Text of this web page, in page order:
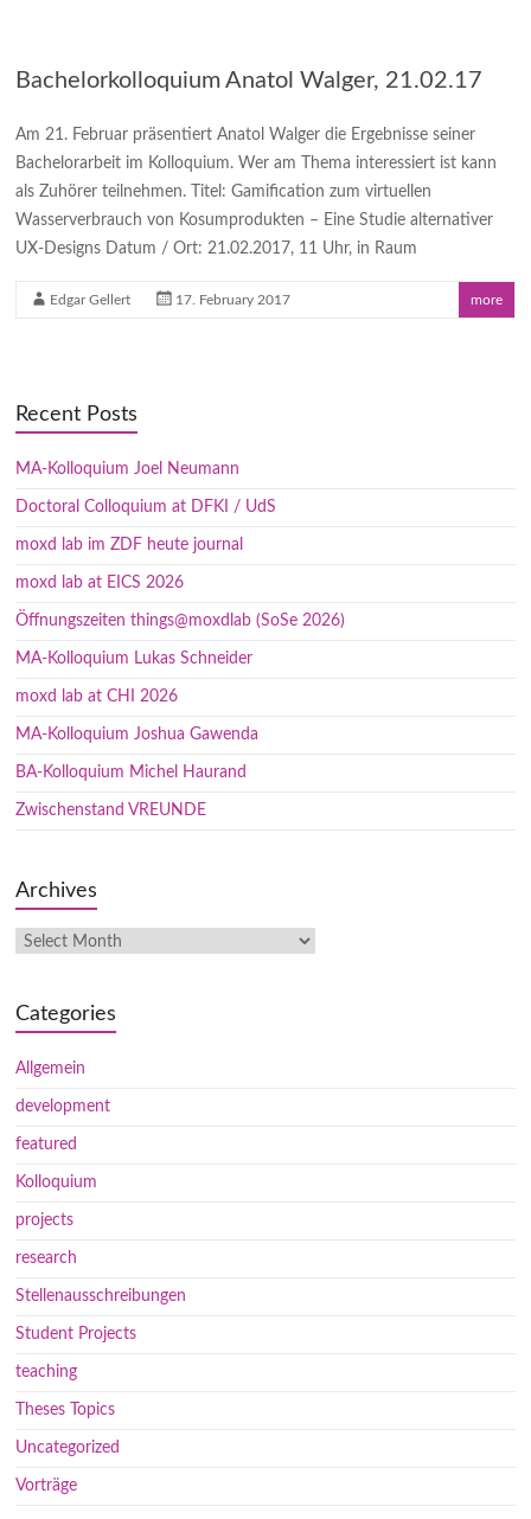
Bachelorkolloquium Anatol Walger, 21.02.17
Am 21. Februar präsentiert Anatol Walger die Ergebnisse seiner
Bachelorarbeit im Kolloquium. Wer am Thema interessiert ist kann
als Zuhörer teilnehmen. Titel: Gamification zum virtuellen
Wasserverbrauch von Kosumprodukten – Eine Studie alternativer
UX-Designs Datum / Ort: 21.02.2017, 11 Uhr, in Raum
Edgar Gellert 17. February 2017 more
Recent Posts
MA-Kolloquium Joel Neumann
Doctoral Colloquium at DFKI / UdS
moxd lab im ZDF heute journal
moxd lab at EICS 2026
Öffnungszeiten things@moxdlab (SoSe 2026)
MA-Kolloquium Lukas Schneider
moxd lab at CHI 2026
MA-Kolloquium Joshua Gawenda
BA-Kolloquium Michel Haurand
Zwischenstand VREUNDE
Archives
Categories
Allgemein
development
featured
Kolloquium
projects
research
Stellenausschreibungen
Student Projects
teaching
Theses Topics
Uncategorized
Vorträge